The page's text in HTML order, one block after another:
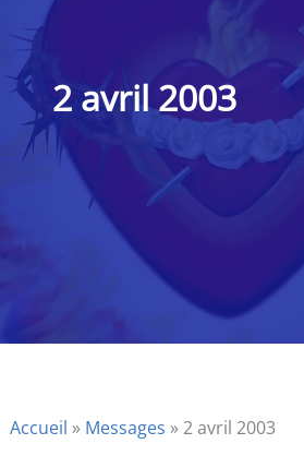
2 avril 2003
Accueil » Messages »2 avril 2003